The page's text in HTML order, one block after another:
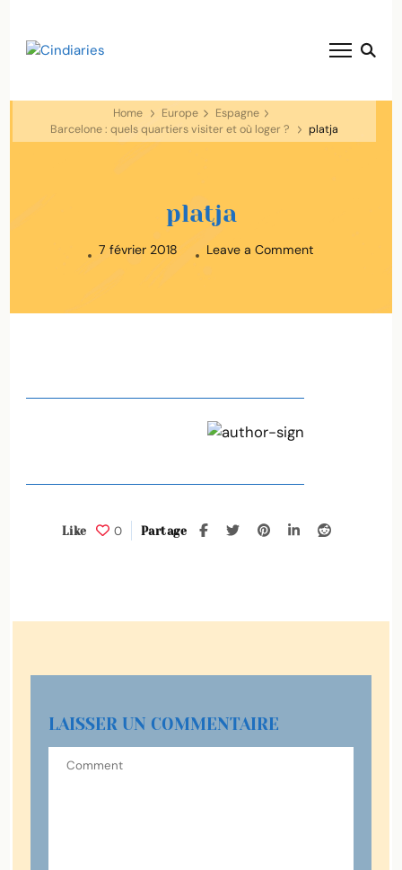
Home Europe
Espagne
Barcelone : quels quartiers visiter et où loger ?
platja
platja
7 février 2018 Leave a Comment
0
Like Partage
LAISSER UN COMMENTAIRE